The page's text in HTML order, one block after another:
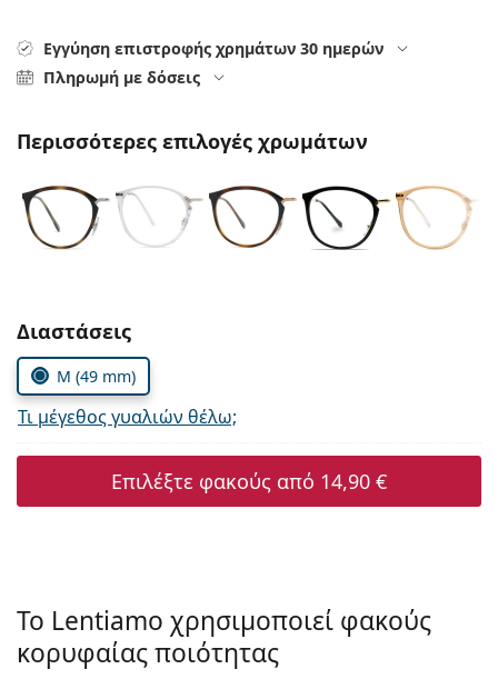
Prada
Εγγύηση επιστροφής χρημάτων 30 ημερών
Πληρωμή με δόσεις
Περισσότερες επιλογές χρωμάτων
Συμπληρώστε τις παράμετρους
Διαστάσεις
M (49 mm)
Τι μέγεθος γυαλιών θέλω;
Επιλέξτε φακούς από 14,90 €
Το Lentiamo χρησιμοποιεί φακούς
κορυφαίας ποιότητας